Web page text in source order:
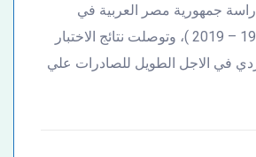
جمهورية مصر العربية في
الفترة ما بين ( 1990 – 2019 )، وتوصلت نتائج الاختبار
في الاجل الطويل للصادرات علي